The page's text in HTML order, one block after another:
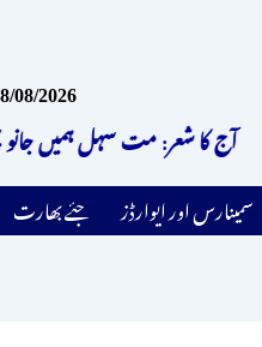
08/2026
آج کا شعر: مت سہل ہمیں جانو
سمینارس اور ایوارڈز جئے بھارت